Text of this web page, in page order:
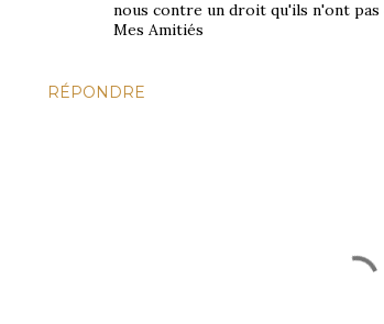
RÉPONDRE
nous contre un droit qu'ils n'ont pas
Mes Amitiés